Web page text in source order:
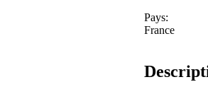
Pays:
France